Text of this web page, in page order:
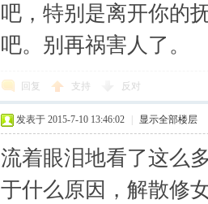
吧，特别是离开你的
吧。别再祸害人了。
回复 支持 反对
发表于 2015-7-10 13:46:02 显示全部楼层
流着眼泪地看了这么
于什么原因，解散修